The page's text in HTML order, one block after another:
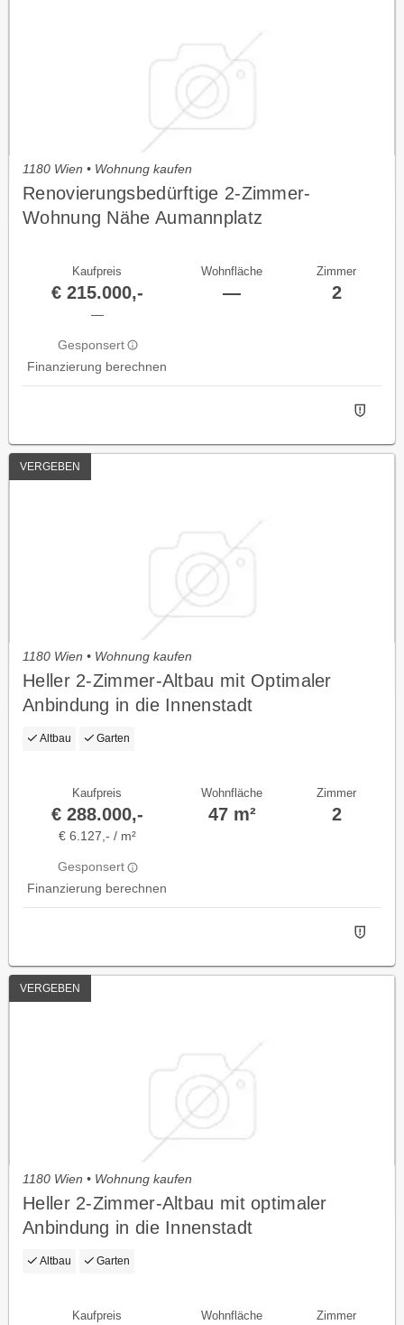
1180 Wien • Wohnung kaufen
Renovierungsbedürftige 2-Zimmer-
Wohnung Nähe Aumannplatz
Kaufpreis
€ 215.000,-
—
Gesponsert
Finanzierung berechnen
Wohnfläche
—
Zimmer
2
VERGEBEN
1180 Wien • Wohnung kaufen
Heller 2-Zimmer-Altbau mit Optimaler
Anbindung in die Innenstadt
Altbau Garten
Kaufpreis
€ 288.000,-
€ 6.127,- / m²
Gesponsert
Finanzierung berechnen
Wohnfläche
47 m²
Zimmer
2
VERGEBEN
1180 Wien • Wohnung kaufen
Heller 2-Zimmer-Altbau mit optimaler
Anbindung in die Innenstadt
Altbau Garten
Kaufpreis Wohnfläche Zimmer